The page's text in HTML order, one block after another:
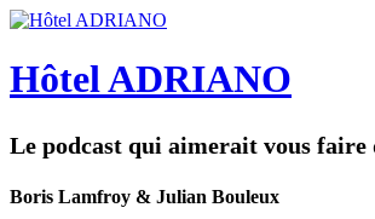
Hôtel ADRIANO
Le podcast qui aimerait vous
Boris Lamfroy & Julian Bouleux